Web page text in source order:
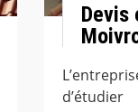
Devis